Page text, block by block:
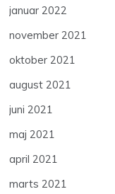
januar 2022
november 2021
oktober 2021
august 2021
juni 2021
maj 2021
april 2021
marts 2021